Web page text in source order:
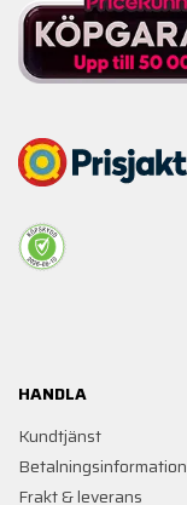
HANDLA
Kundtjänst
Betalningsinformation
Frakt & leverans